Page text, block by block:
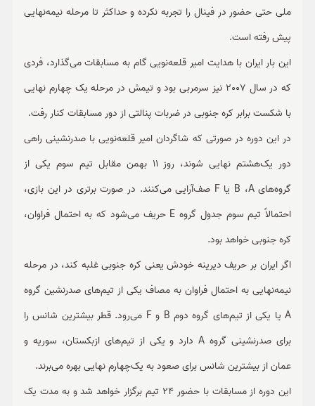
ملی حتی حضور در فینال را تجربه نکرده و حداکثر تا مرحله نیمه‌نهایی
پیش رفته است.
این بار ایران با هدایت امیر قلعه‌نویی گام به مسابقات می‌گذارد، فردی
که در سال 2007 نیز سرمربی بود و تیمش در مرحله یک چهارم نهایی
با شکست برابر کره جنوبی در ضربات پنالتی از دور مسابقات کنار رفت.
در این دوره در صورتی که شاگردان امیر قلعه‌نویی با صدرنشینی راهی
دور یک‌هشتم نهایی شوند، روز 11 بهمن مقابل تیم سوم یکی از
گروه‌های B ،A یا F صف‌آرایی می‌کنند. در صورت برتری در این بازی،
احتمالاً تیم سوم جدول گروه E حریف می‌شود که به احتمال فراوان،
کره جنوبی خواهد بود.
اگر ایران بر حریف دیرینه خودش یعنی کره جنوبی غلبه کند، در مرحله
نیمه‌نهایی به احتمال فراوان به مصاف یکی از تیم‌های صدرنشین گروه
A یا یکی از تیم‌های گروه دوم B و F می‌رود. قطر بیشترین شانس را
برای صدرنشینی گروه A دارد و یکی از تیم‌های ازبکستان، سوریه و
عمان از بیشترین شانس برای صعود به یک‌چهارم نهایی بهره می‌برند.
این دوره از مسابقات با حضور 24 تیم برگزار خواهد شد و به مدت یک